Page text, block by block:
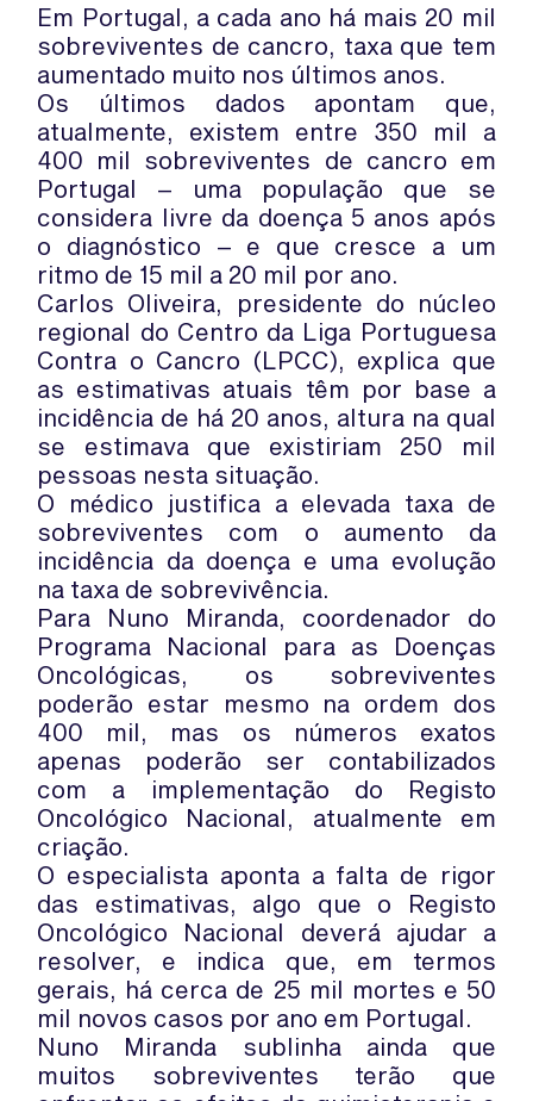
Em Portugal, a cada ano há mais 20 mil
sobreviventes de cancro, taxa que tem
aumentado muito nos últimos anos.
Os últimos dados apontam que,
atualmente, existem entre 350 mil a
400 mil sobreviventes de cancro em
Portugal – uma população que se
considera livre da doença 5 anos após
o diagnóstico – e que cresce a um
ritmo de 15 mil a 20 mil por ano.
Carlos Oliveira, presidente do núcleo
regional do Centro da Liga Portuguesa
Contra o Cancro (LPCC), explica que
as estimativas atuais têm por base a
incidência de há 20 anos, altura na qual
se estimava que existiriam 250 mil
pessoas nesta situação.
O médico justifica a elevada taxa de
sobreviventes com o aumento da
incidência da doença e uma evolução
na taxa de sobrevivência.
Para Nuno Miranda, coordenador do
Programa Nacional para as Doenças
Oncológicas, os sobreviventes
poderão estar mesmo na ordem dos
400 mil, mas os números exatos
apenas poderão ser contabilizados
com a implementação do Registo
Oncológico Nacional, atualmente em
criação.
O especialista aponta a falta de rigor
das estimativas, algo que o Registo
Oncológico Nacional deverá ajudar a
resolver, e indica que, em termos
gerais, há cerca de 25 mil mortes e 50
mil novos casos por ano em Portugal.
Nuno Miranda sublinha ainda que
muitos sobreviventes terão que